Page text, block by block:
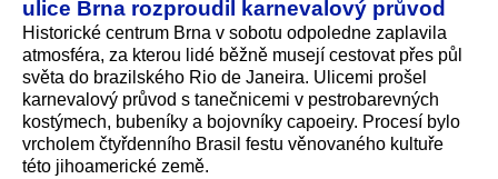
ulice Brna rozproudil karnevalový průvod
Historické centrum Brna v sobotu odpoledne zaplavila
atmosféra, za kterou lidé běžně musejí cestovat přes půl
světa do brazilského Rio de Janeira. Ulicemi prošel
karnevalový průvod s tanečnicemi v pestrobarevných
kostýmech, bubeníky a bojovníky capoeiry. Procesí bylo
vrcholem čtyřdenního Brasil festu věnovaného kultuře
této jihoamerické země.